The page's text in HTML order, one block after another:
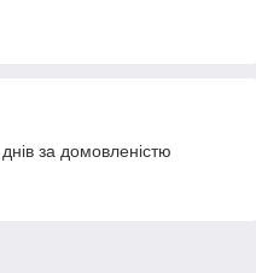
за домовленістю